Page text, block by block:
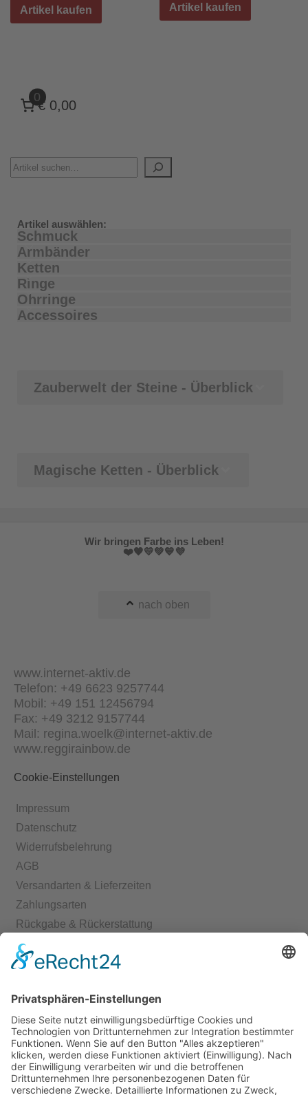
Artikel kaufen Artikel kaufen
0
€ 0,00
Artikel auswählen:
Schmuck
Armbänder
Ketten
Ringe
Ohrringe
Accessoires
Zauberwelt der Steine - Überblick
Magische Ketten - Überblick
Wir bringen Farbe ins Leben!
❤️🧡💛💚💙💜
nach oben
www.internet-aktiv.de
Telefon: +49 6623 9257744
Mobil: +49 151 12456794
Fax: +49 3212 9157744
Mail: regina.woelk@internet-aktiv.de
www.reggirainbow.de
Cookie-Einstellungen
Impressum
Datenschutz
Widerrufsbelehrung
AGB
Versandarten & Lieferzeiten
Zahlungsarten
Rückgabe & Rückerstattung
Echtheit von Bewertungen
Kontakt
Shop
Mein Konto
Warenkorb
Kasse
Vertrag widerrufen